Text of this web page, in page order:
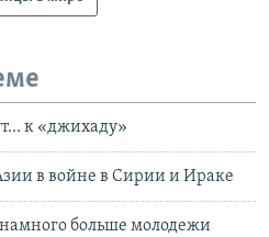
к «джихаду»
в войне в Сирии и Ираке
больше молодежи